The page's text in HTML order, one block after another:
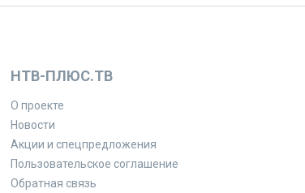
НТВ-ПЛЮС.ТВ
О проекте
Новости
Акции и спецпредложения
Пользовательское соглашение
Обратная связь